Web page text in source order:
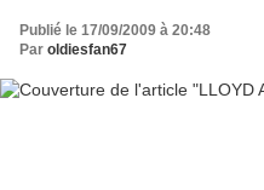
Publié le 17/09/2009 à 20:48
Par oldiesfan67